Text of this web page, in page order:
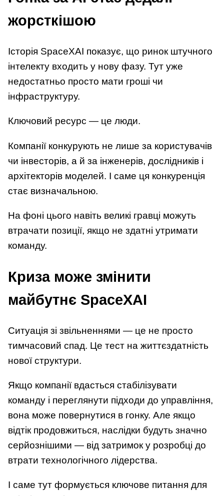
жорсткішою
Історія SpaceXAI показує, що ринок штучного
інтелекту входить у нову фазу. Тут уже
недостатньо просто мати гроші чи
інфраструктуру.
Ключовий ресурс — це люди.
Компанії конкурують не лише за користувачів
чи інвесторів, а й за інженерів, дослідників і
архітекторів моделей. І саме ця конкуренція
стає визначальною.
На фоні цього навіть великі гравці можуть
втрачати позиції, якщо не здатні утримати
команду.
Криза може змінити
майбутнє SpaceXAI
Ситуація зі звільненнями — це не просто
тимчасовий спад. Це тест на життєздатність
нової структури.
Якщо компанії вдасться стабілізувати
команду і переглянути підходи до управління,
вона може повернутися в гонку. Але якщо
відтік продовжиться, наслідки будуть значно
серйознішими — від затримок у розробці до
втрати технологічного лідерства.
І саме тут формується ключове питання для